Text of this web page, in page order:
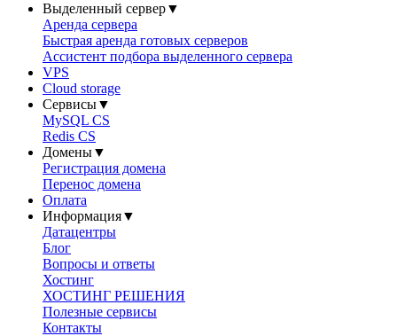
Выделенный сервер▼
Аренда сервера
Быстрая аренда готовых серверов
Ассистент подбора выделенного сервера
VPS
Cloud storage
Сервисы▼
MySQL CS
Redis CS
Домены▼
Регистрация домена
Перенос домена
Оплата
Информация▼
Датацентры
Блог
Вопросы и ответы
Хостинг
ХОСТИНГ РЕШЕНИЯ
Полезные сервисы
Контакты